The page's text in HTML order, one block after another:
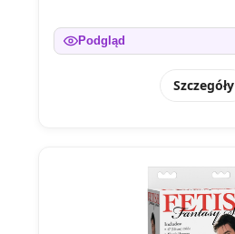
Podgląd
Szczegóły